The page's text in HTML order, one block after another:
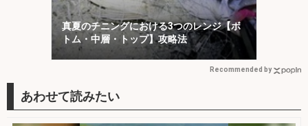
真夏のチニングにおける3つのレンジ【ボ
トム・中層・トップ】攻略法
Recommended by